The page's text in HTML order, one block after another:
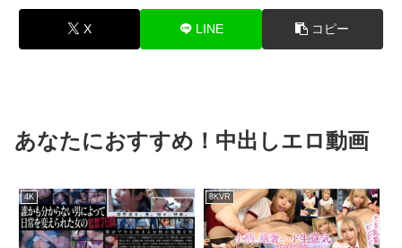
X LINE コピー
あなたにおすすめ！中出しエロ動画
4K 8KVR